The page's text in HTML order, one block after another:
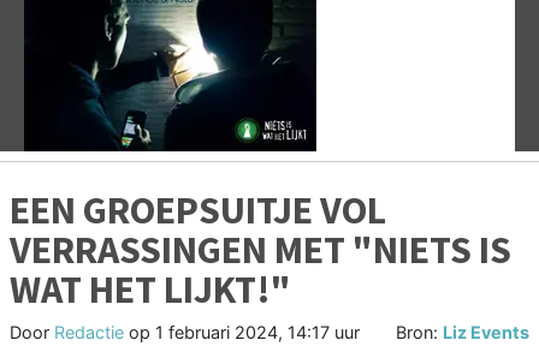
EEN GROEPSUITJE VOL
VERRASSINGEN MET "NIETS IS
WAT HET LIJKT!"
Door Redactie op 1 februari 2024, 14:17 uur Bron: Liz Events